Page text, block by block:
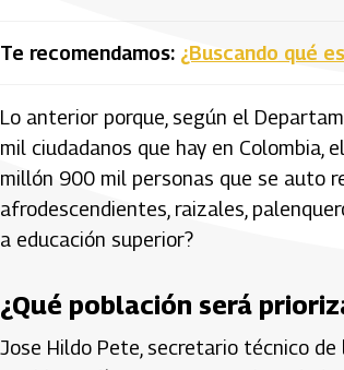
Te recomendamos: ¿Buscando qué
Lo anterior porque, según el
mil ciudadanos que hay en Colombia,
millón 900 mil personas que se auto
afrodescendientes, raizales,
a educación superior?
¿Qué población será
Jose Hildo Pete, secretario técnico de